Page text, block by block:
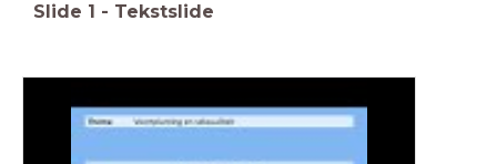
Slide 1 - Tekstslide